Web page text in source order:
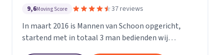
9,6Moving Score 37 reviews
In maart 2016 is Mannen van Schoon opgericht,
startend met in totaal 3 man bedienden wij